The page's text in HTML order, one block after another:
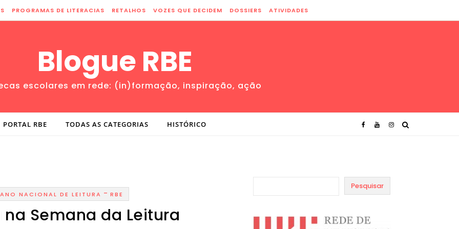
PROGRAMAS DE LITERACIAS RETALHOS VOZES QUE DECIDEM DOSSIERS ATIVIDADES
Blogue RBE
escolares em rede: (in)formação, inspiração, ação
PORTAL RBE TODAS AS CATEGORIAS HISTÓRICO
NACIONAL DE LEITURA - RBE
Semana da Leitura
Pesquisar